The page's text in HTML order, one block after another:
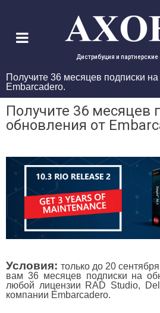
Дистрибуция и
Получите 36 месяцев подписки
Embarcadero.
Получите 36 месяцев
обновления от
Условия: только до 20
вам 36 месяцев подписки на
любой лицензии RAD Studio,
компании Embarcadero.